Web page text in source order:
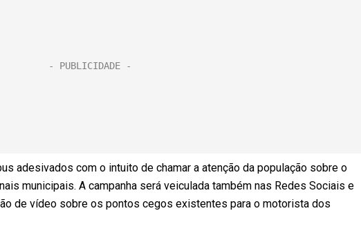
adesivados com o intuito de chamar a atenção da população sobre o
municipais. A campanha será veiculada também nas Redes Sociais e
de vídeo sobre os pontos cegos existentes para o motorista dos